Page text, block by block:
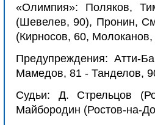
«Олимпия»: Поляков,
(Шевелев, 90), Пронин,
(Кирносов, 60,
Предупреждения: Атти-
Мамедов, 81 - Танделов,
Судьи: Д. Стрельцов
Майбородин (Ростов-на-